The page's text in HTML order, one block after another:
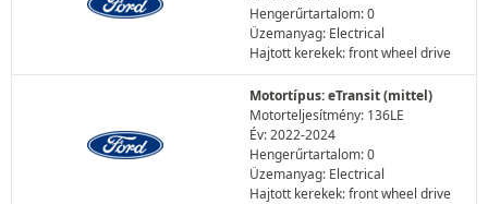
Hengerűrtartalom: 0
Üzemanyag: Electrical
Hajtott kerekek: front wheel drive
Motortípus: eTransit (mittel)
Motorteljesítmény: 136LE
Év: 2022-2024
Hengerűrtartalom: 0
Üzemanyag: Electrical
Hajtott kerekek: front wheel drive